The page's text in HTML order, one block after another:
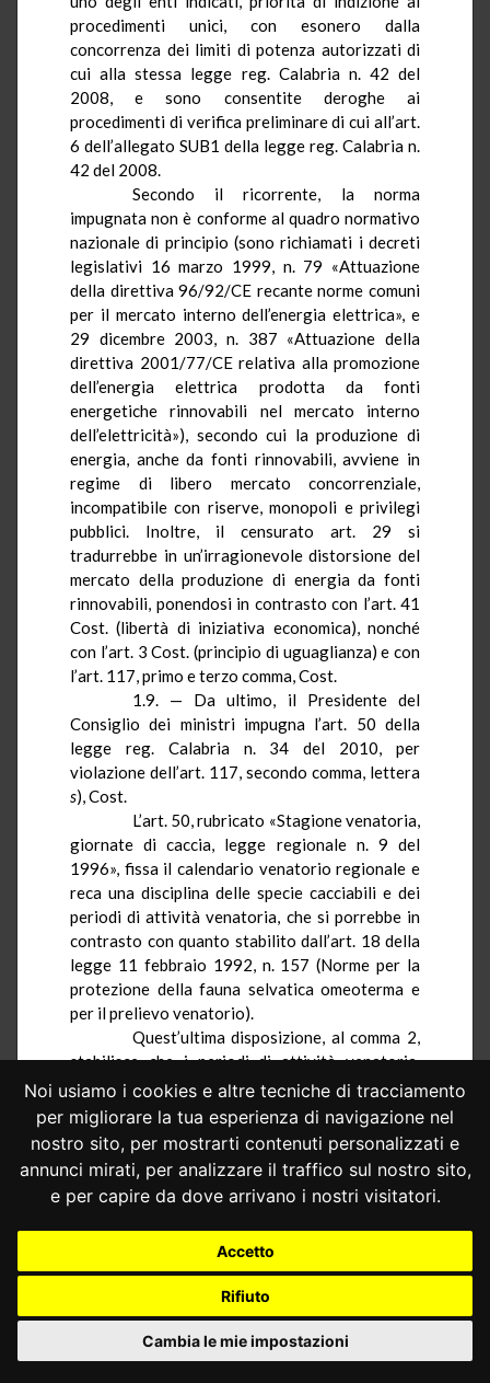
Noi usiamo i cookies e altre tecniche di tracciamento
per migliorare la tua esperienza di navigazione nel
nostro sito, per mostrarti contenuti personalizzati e
annunci mirati, per analizzare il traffico sul nostro sito,
e per capire da dove arrivano i nostri visitatori.
Accetto
Rifiuto
Cambia le mie impostazioni
procedimenti unici, con esonero dalla
concorrenza dei limiti di potenza autorizzati di
cui alla stessa legge reg. Calabria n. 42 del
2008, e sono consentite deroghe ai
procedimenti di verifica preliminare di cui all’art.
6 dell’allegato SUB1 della legge reg. Calabria n.
42 del 2008.
Secondo il ricorrente, la norma
impugnata non è conforme al quadro normativo
nazionale di principio (sono richiamati i decreti
legislativi 16 marzo 1999, n. 79 «Attuazione
della direttiva 96/92/CE recante norme comuni
per il mercato interno dell’energia elettrica», e
29 dicembre 2003, n. 387 «Attuazione della
direttiva 2001/77/CE relativa alla promozione
dell’energia elettrica prodotta da fonti
energetiche rinnovabili nel mercato interno
dell’elettricità»), secondo cui la produzione di
energia, anche da fonti rinnovabili, avviene in
regime di libero mercato concorrenziale,
incompatibile con riserve, monopoli e privilegi
pubblici. Inoltre, il censurato art. 29 si
tradurrebbe in un’irragionevole distorsione del
mercato della produzione di energia da fonti
rinnovabili, ponendosi in contrasto con l’art. 41
Cost. (libertà di iniziativa economica), nonché
con l’art. 3 Cost. (principio di uguaglianza) e con
l’art. 117, primo e terzo comma, Cost.
1.9. — Da ultimo, il Presidente del
Consiglio dei ministri impugna l’art. 50 della
legge reg. Calabria n. 34 del 2010, per
violazione dell’art. 117, secondo comma, lettera
s), Cost.
L’art. 50, rubricato «Stagione venatoria,
giornate di caccia, legge regionale n. 9 del
1996», fissa il calendario venatorio regionale e
reca una disciplina delle specie cacciabili e dei
periodi di attività venatoria, che si porrebbe in
contrasto con quanto stabilito dall’art. 18 della
legge 11 febbraio 1992, n. 157(Norme per la
protezione della fauna selvatica omeoterma e
per il prelievo venatorio).
Quest’ultima disposizione, al comma 2,
stabilisce che i periodi di attività venatoria,
previsti dal comma 1, possono essere modificati
per determinate specie in relazione alle
situazioni ambientali delle diverse realtà
territoriali, e che le Regioni possono
autorizzare le modifiche previo parere
dell’Istituto superiore per la protezione e la
ricerca ambientale (ISPRA); il comma 4 dispone
che le Regioni pubblichino il calendario
venatorio regionale acquisendo il parere
La normativa impugnata non
rispetterebbe, inoltre,la «Guidaper la stesura